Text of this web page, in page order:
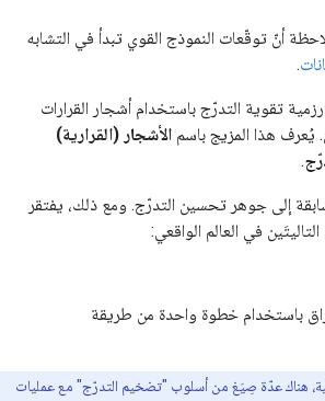
يُرجى ملاحظة أنّ توقّعات النموذج القوي تبدأ في التشابه
.
تقوية التدرّج باستخدام أشجار القرارات
هذا المزيج باسم الأشجار (القرارية)
.
إلى جوهر تحسين التدرّج. ومع ذلك، يفتقر
في العالم الواقعي:
باستخدام خطوة واحدة من طريقة
هناك عدّة صِيَغ من أسلوب "تضخيم التدرّج" مع عمليات